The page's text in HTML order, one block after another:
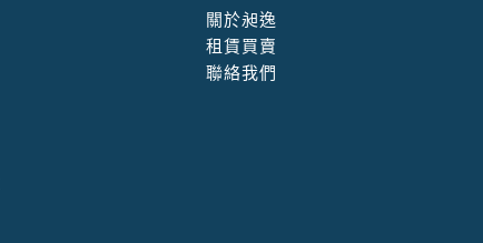
關於昶逸
租賃買賣
聯絡我們